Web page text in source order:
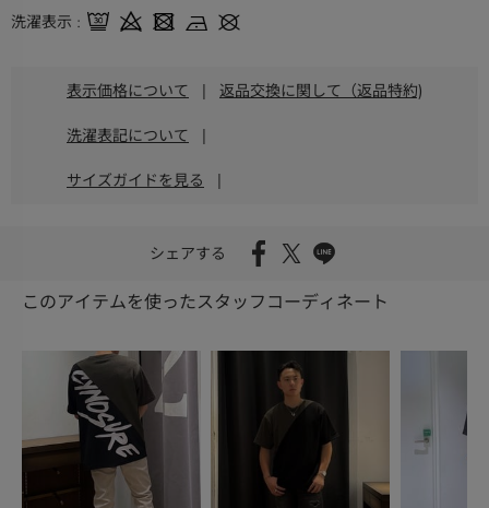
洗濯表示
表示価格について | 返品交換に関して（返品特約)
洗濯表記について |
サイズガイドを見る |
シェアする
このアイテムを使ったスタッフコーディネート